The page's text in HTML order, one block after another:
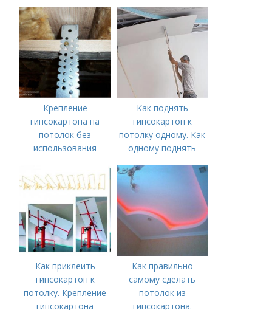
проектирования до
монтажа
Крепление
гипсокартона на
потолок без
использования
Преимущества и
недостатки метода
Как поднять
гипсокартон к
потолку одному. Как
одному поднять
Как приклеить
гипсокартон к
потолку. Крепление
гипсокартона
Как правильно
самому сделать
потолок из
гипсокартона.